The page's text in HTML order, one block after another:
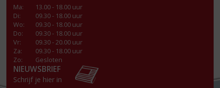
Ma:
13.00 - 18.00 uur
Di:
09.30 - 18.00 uur
Wo:
09.30 - 18.00 uur
Do:
09.30 - 18.00 uur
Vr:
09.30 - 20.00 uur
Za:
09.30 - 18.00 uur
Zo:
Gesloten
NIEUWSBRIEF
Schrijf je hier in